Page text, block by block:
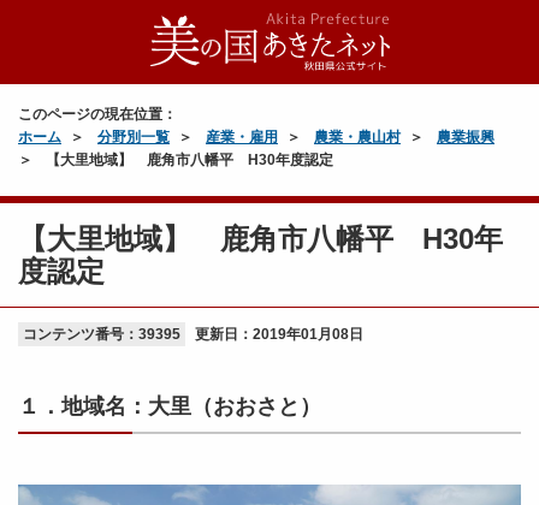
このページの現在位置：
ホーム
分野別一覧 産業・雇用 農業・農山村
農業振興
【大里地域】 鹿角市八幡平 H30年度認定
【大里地域】 鹿角市八幡平 H30年
度認定
コンテンツ番号：39395 更新日： 2019年01月08日
１．地域名：大里（おおさと）